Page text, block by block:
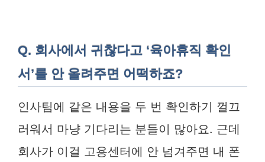
Q. 회사에서 귀찮다고 ‘육아휴직 확인
서’를 안 올려주면 어떡하죠?
인사팀에 같은 내용을 두 번 확인하기 껄끄
러워서 마냥 기다리는 분들이 많아요. 근데
회사가 이걸 고용센터에 안 넘겨주면 내 폰